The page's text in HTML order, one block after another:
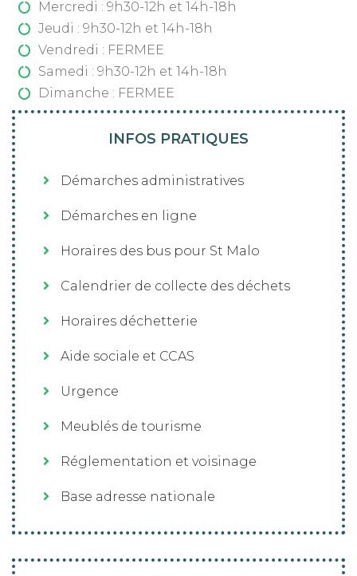
Mercredi : 9h30-12h et 14h-18h
Jeudi : 9h30-12h et 14h-18h
Vendredi : FERMEE
Samedi : 9h30-12h et 14h-18h
Dimanche : FERMEE
INFOS PRATIQUES
Démarches administratives
Démarches en ligne
Horaires des bus pour St Malo
Calendrier de collecte des déchets
Horaires déchetterie
Aide sociale et CCAS
Urgence
Meublés de tourisme
Réglementation et voisinage
Base adresse nationale